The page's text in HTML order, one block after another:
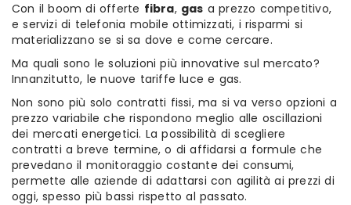
Con il boom di offerte fibra, gas a prezzo competitivo,
e servizi di telefonia mobile ottimizzati, i risparmi si
materializzano se si sa dove e come cercare.
Ma quali sono le soluzioni più innovative sul mercato?
Innanzitutto, le nuove tariffe luce e gas.
Non sono più solo contratti fissi, ma si va verso opzioni a
prezzo variabile che rispondono meglio alle oscillazioni
dei mercati energetici. La possibilità di scegliere
contratti a breve termine, o di affidarsi a formule che
prevedano il monitoraggio costante dei consumi,
permette alle aziende di adattarsi con agilità ai prezzi di
oggi, spesso più bassi rispetto al passato.